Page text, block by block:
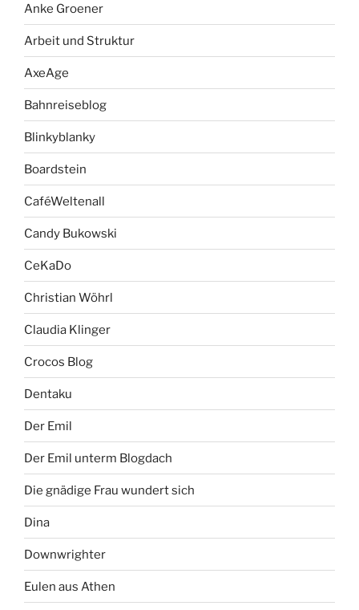
Anke Groener
Arbeit und Struktur
AxeAge
Bahnreiseblog
Blinkyblanky
Boardstein
CaféWeltenall
Candy Bukowski
CeKaDo
Christian Wöhrl
Claudia Klinger
Crocos Blog
Dentaku
Der Emil
Der Emil unterm Blogdach
Die gnädige Frau wundert sich
Dina
Downwrighter
Eulen aus Athen